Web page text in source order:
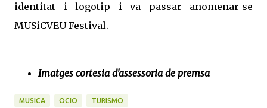
identitat i logotip i va passar anomenar-se
MUSiCVEU Festival.
Imatges cortesia d'assessoria de premsa
MUSICA OCIO TURISMO